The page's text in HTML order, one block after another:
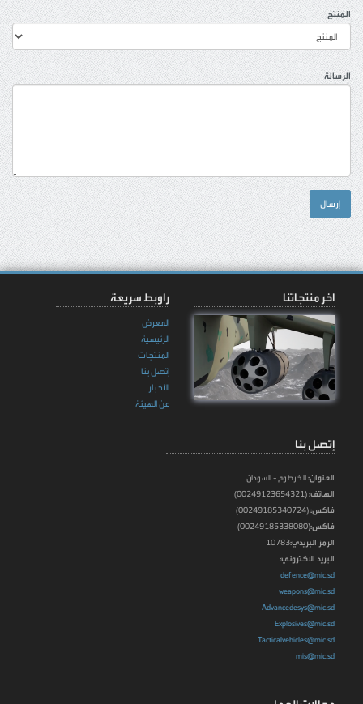
المنتج
الرسالة
إرسال
اخر منتجاتنا راوبط سريعة
المعرض
الرئيسية
المنتجات
إتصل بنا
الأخبار
عن الهيئة
إتصل بنا
العنوان: الخرطوم - السودان
الهاتف:(00249123654321)
فاكس:(00249185340724)
فاكس:(00249185338080)
الرمز البريدي:10783
البريد الاكتروني:
defence@mic.sd
weapons@mic.sd
Advancedesys@mic.sd
Explosives@mic.sd
Tacticalvehicles@mic.sd
mis@mic.sd